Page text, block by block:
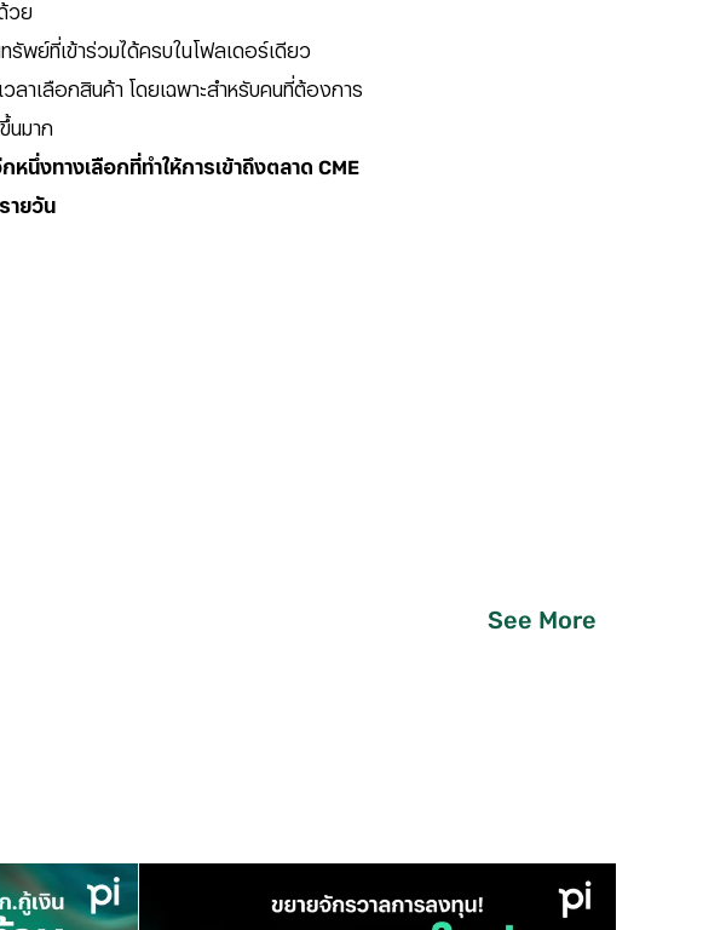
วย
พย์ที่เข้าร่วมได้ครบในโฟลเดอร์เดียว
าเลือกสินค้า โดยเฉพาะสำหรับคนที่ต้องการ
นมาก
งทางเลือกที่ทำให้การเข้าถึงตลาด CME
ายวัน
See More